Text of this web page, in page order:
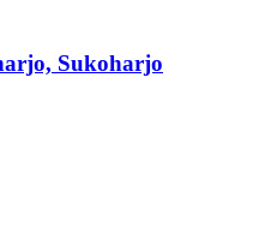
Sukoharjo